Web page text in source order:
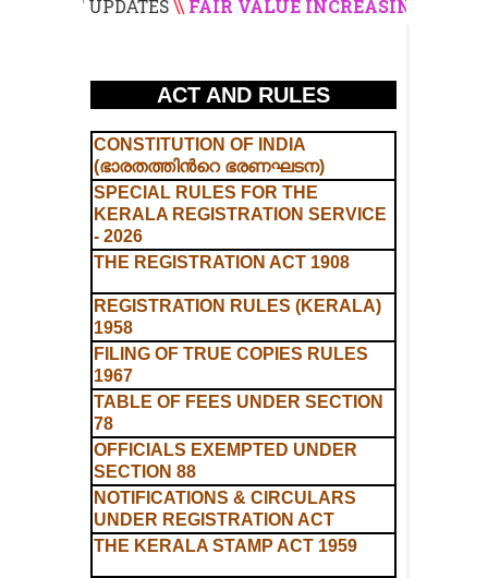
n
UPDATES\\FAIR VALUE INCREASING ORDER (220%)
ACT AND RULES
CONSTITUTION OF INDIA
(ഭാരതത്തിന്‍റെ ഭരണഘടന)
SPECIAL RULES FOR THE
KERALA REGISTRATION SERVICE
- 2026
THE REGISTRATION ACT 1908
REGISTRATION RULES (KERALA)
1958
FILING OF TRUE COPIES RULES
1967
TABLE OF FEES UNDER SECTION
78
OFFICIALS EXEMPTED UNDER
SECTION 88
NOTIFICATIONS & CIRCULARS
UNDER REGISTRATION ACT
THE KERALA STAMP ACT 1959